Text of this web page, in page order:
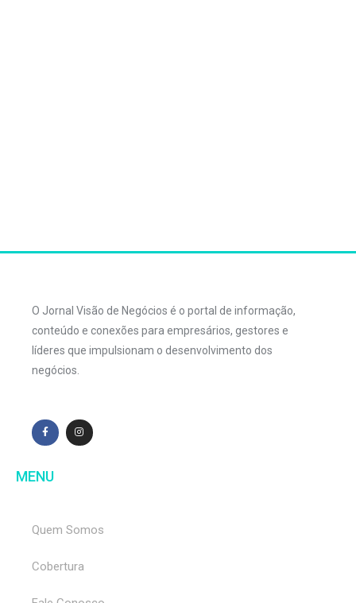
O Jornal Visão de Negócios é o portal de informação,
conteúdo e conexões para empresários, gestores e
líderes que impulsionam o desenvolvimento dos
negócios.
MENU
Quem Somos
Cobertura